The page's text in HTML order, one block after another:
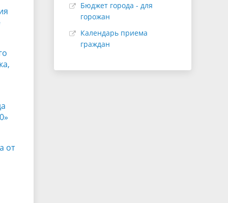
от
Бюджет города - для
горожан
Календарь приема
граждан